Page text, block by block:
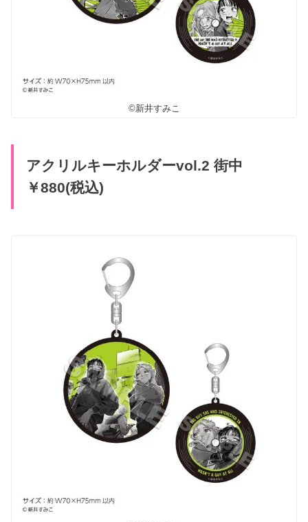
©新井すみこ
アクリルキーホルダーvol.2 街中
￥880(税込)